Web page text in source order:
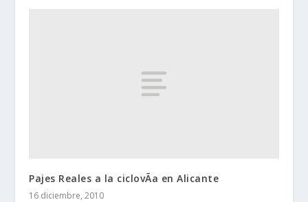
Pajes Reales a la ciclovÃ­a en Alicante
16 diciembre, 2010